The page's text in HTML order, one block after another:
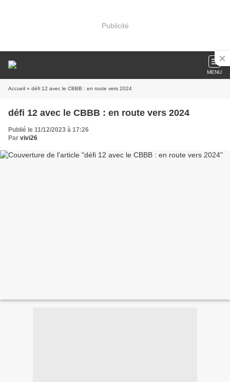
Publicité
MENU
Accueil » défi 12 avec le CBBB : en route vers 2024
défi 12 avec le CBBB : en route vers 2024
Publié le 11/12/2023 à 17:26
Par vivi26